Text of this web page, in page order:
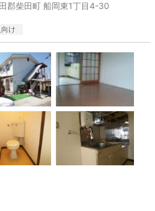
郡柴田町 船岡東1丁目4-30
け